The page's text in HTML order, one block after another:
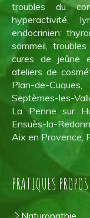
troubles du
hyperactivité,
endocrinien:
sommeil, troubles
cures de jeûne
ateliers de
Plan-de-
Septèmes-les-
La Penne sur
Ensuès-la-
Aix en Provence,
PRATIQUES